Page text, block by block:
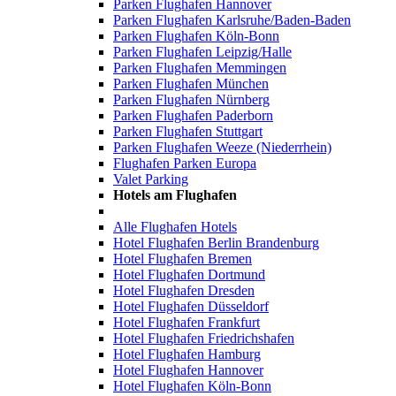
Parken Flughafen Hannover
Parken Flughafen Karlsruhe/Baden-Baden
Parken Flughafen Köln-Bonn
Parken Flughafen Leipzig/Halle
Parken Flughafen Memmingen
Parken Flughafen München
Parken Flughafen Nürnberg
Parken Flughafen Paderborn
Parken Flughafen Stuttgart
Parken Flughafen Weeze (Niederrhein)
Flughafen Parken Europa
Valet Parking
Hotels am Flughafen
Alle Flughafen Hotels
Hotel Flughafen Berlin Brandenburg
Hotel Flughafen Bremen
Hotel Flughafen Dortmund
Hotel Flughafen Dresden
Hotel Flughafen Düsseldorf
Hotel Flughafen Frankfurt
Hotel Flughafen Friedrichshafen
Hotel Flughafen Hamburg
Hotel Flughafen Hannover
Hotel Flughafen Köln-Bonn